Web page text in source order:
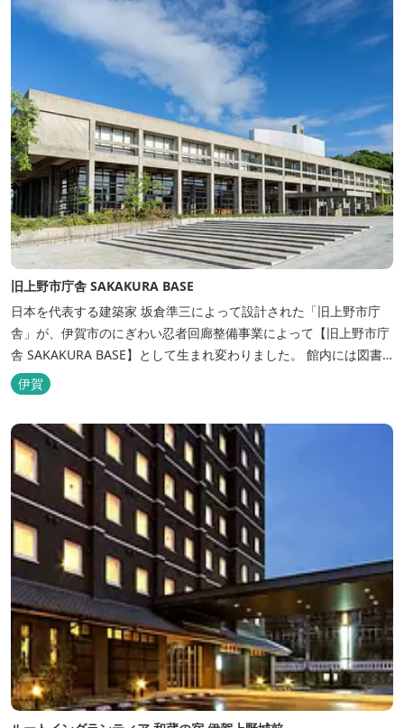
旧上野市庁舎 SAKAKURA BASE
日本を代表する建築家 坂倉準三によって設計された「旧上野市庁
舎」が、伊賀市のにぎわい忍者回廊整備事業によって【旧上野市庁
舎 SAKAKURA BASE】として生まれ変わりました。 館内には図書
館やホテル、カフェがあるほか、観光案内所「伊賀市観光インフォ
メーションセンター」や伊賀の逸品を取り揃えた「伊賀百貨
Souvenir Shop」も併殺されています。
伊賀